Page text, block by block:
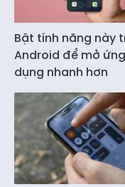
Bật tính năng này
Android để mở ứng
dụng nhanh hơn